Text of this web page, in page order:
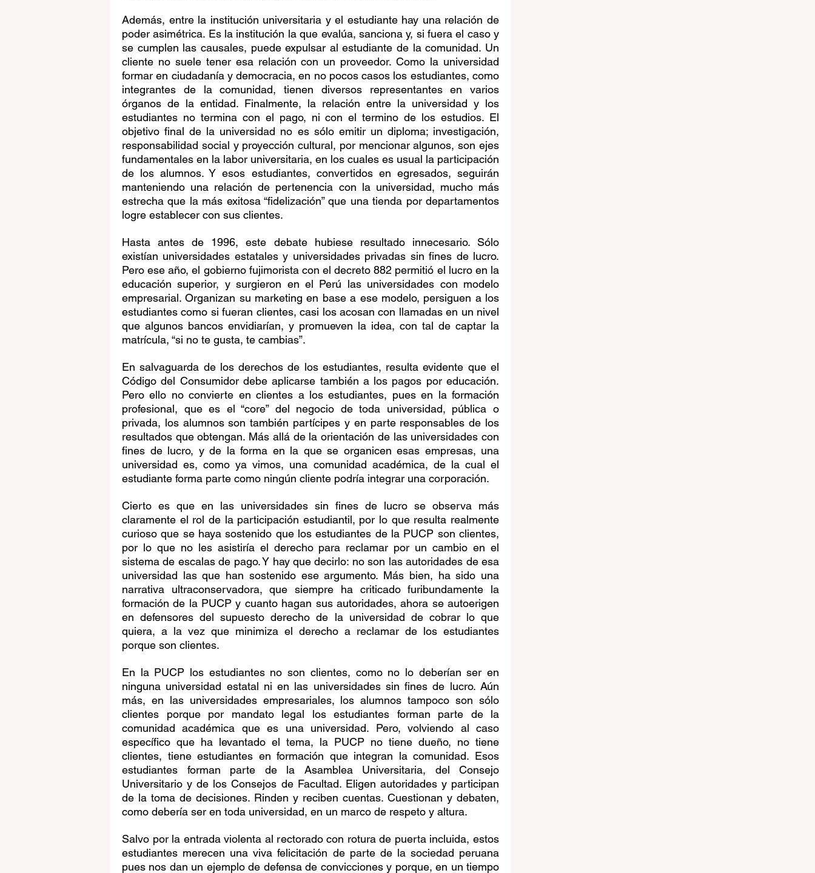
Además, entre la institución universitaria y el estudiante hay una relación de
poder asimétrica. Es la institución la que evalúa, sanciona y, si fuera el caso y
se cumplen las causales, puede expulsar al estudiante de la comunidad. Un
cliente no suele tener esa relación con un proveedor. Como la universidad
formar en ciudadanía y democracia, en no pocos casos los estudiantes, como
integrantes de la comunidad, tienen diversos representantes en varios
órganos de la entidad. Finalmente, la relación entre la universidad y los
estudiantes no termina con el pago, ni con el termino de los estudios. El
objetivo final de la universidad no es sólo emitir un diploma; investigación,
responsabilidad social y proyección cultural, por mencionar algunos, son ejes
fundamentales en la labor universitaria, en los cuales es usual la participación
de los alumnos. Y esos estudiantes, convertidos en egresados, seguirán
manteniendo una relación de pertenencia con la universidad, mucho más
estrecha que la más exitosa “fidelización” que una tienda por departamentos
logre establecer con sus clientes.
Hasta antes de 1996, este debate hubiese resultado innecesario. Sólo
existían universidades estatales y universidades privadas sin fines de lucro.
Pero ese año, el gobierno fujimorista con el decreto 882 permitió el lucro en la
educación superior, y surgieron en el Perú las universidades con modelo
empresarial. Organizan su marketing en base a ese modelo, persiguen a los
estudiantes como si fueran clientes, casi los acosan con llamadas en un nivel
que algunos bancos envidiarían, y promueven la idea, con tal de captar la
matrícula, “si no te gusta, te cambias”.
En salvaguarda de los derechos de los estudiantes, resulta evidente que el
Código del Consumidor debe aplicarse también a los pagos por educación.
Pero ello no convierte en clientes a los estudiantes, pues en la formación
profesional, que es el “core” del negocio de toda universidad, pública o
privada, los alumnos son también partícipes y en parte responsables de los
resultados que obtengan. Más allá de la orientación de las universidades con
fines de lucro, y de la forma en la que se organicen esas empresas, una
universidad es, como ya vimos, una comunidad académica, de la cual el
estudiante forma parte como ningún cliente podría integrar una corporación.
Cierto es que en las universidades sin fines de lucro se observa más
claramente el rol de la participación estudiantil, por lo que resulta realmente
curioso que se haya sostenido que los estudiantes de la PUCP son clientes,
por lo que no les asistiría el derecho para reclamar por un cambio en el
sistema de escalas de pago. Y hay que decirlo: no son las autoridades de esa
universidad las que han sostenido ese argumento. Más bien, ha sido una
narrativa ultraconservadora, que siempre ha criticado furibundamente la
formación de la PUCP y cuanto hagan sus autoridades, ahora se autoerigen
en defensores del supuesto derecho de la universidad de cobrar lo que
quiera, a la vez que minimiza el derecho a reclamar de los estudiantes
porque son clientes.
En la PUCP los estudiantes no son clientes, como no lo deberían ser en
ninguna universidad estatal ni en las universidades sin fines de lucro. Aún
más, en las universidades empresariales, los alumnos tampoco son sólo
clientes porque por mandato legal los estudiantes forman parte de la
comunidad académica que es una universidad. Pero, volviendo al caso
específico que ha levantado el tema, la PUCP no tiene dueño, no tiene
clientes, tiene estudiantes en formación que integran la comunidad. Esos
estudiantes forman parte de la Asamblea Universitaria, del Consejo
Universitario y de los Consejos de Facultad. Eligen autoridades y participan
de la toma de decisiones. Rinden y reciben cuentas. Cuestionan y debaten,
como debería ser en toda universidad, en un marco de respeto y altura.
Salvo por la entrada violenta al rectorado con rotura de puerta incluida, estos
estudiantes merecen una viva felicitación de parte de la sociedad peruana
pues nos dan un ejemplo de defensa de convicciones y porque, en un tiempo